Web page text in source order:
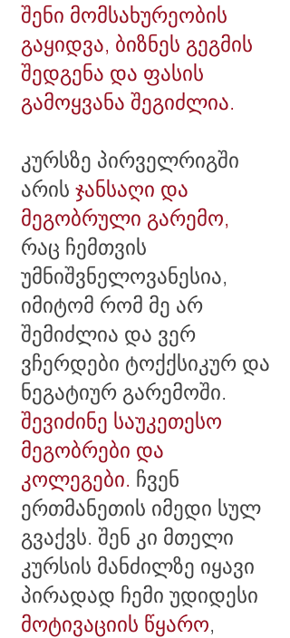
შენი მომსახურეობის
გაყიდვა, ბიზნეს გეგმის
შედგენა და ფასის
გამოყვანა შეგიძლია.
კურსზე პირველრიგში
არის ჯანსაღი და
მეგობრული გარემო,
რაც ჩემთვის
უმნიშვნელოვანესია,
იმიტომ რომ მე არ
შემიძლია და ვერ
ვჩერდები ტოქქსიკურ და
ნეგატიურ გარემოში.
შევიძინე საუკეთესო
მეგობრები და
კოლეგები. ჩვენ
ერთმანეთის იმედი სულ
გვაქვს. შენ კი მთელი
კურსის მანძილზე იყავი
პირადად ჩემი უდიდესი
მოტივაციის წყარო,